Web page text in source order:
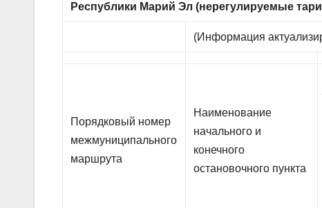
Республики Марий Эл (нерегулируемые
(Информация
Порядковый номер
межмуниципального
маршрута
Наименование
начального и
конечного
остановочного пункта